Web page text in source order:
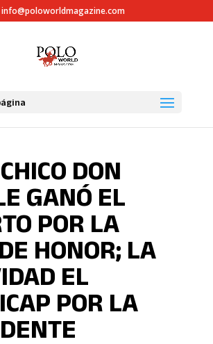
info@poloworldmagazine.com
DON
GANÓ EL
POR LA
HONOR; LA
EL
POR LA